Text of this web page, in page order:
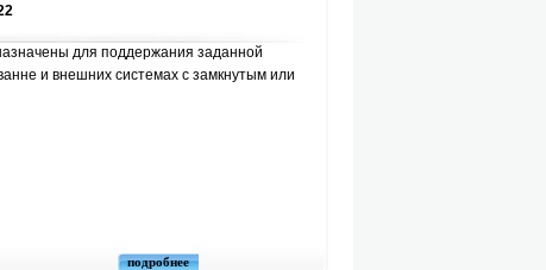
для поддержания заданной
и внешних системах с замкнутым или
подробнее